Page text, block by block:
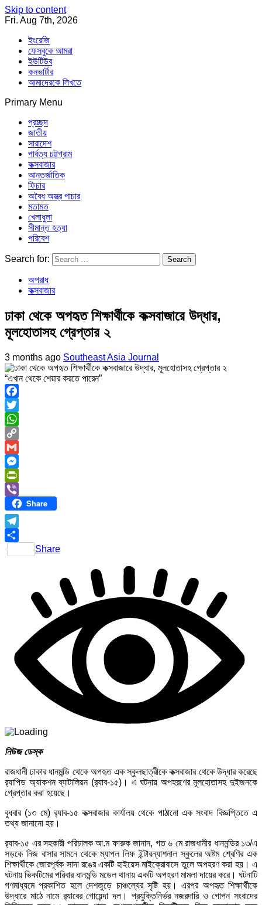
Skip to content
Fri. Aug 7th, 2026
ইংরেজি
ফেসবুকে আমরা
ইউটিউব
কনভার্টার
আমাদেরকে লিখতে
Primary Menu
Southeast Asia Journal
প্রচ্ছদ
জাতীয়
সারাদেশ
পার্বত্য চট্টগ্রাম
কক্সবাজার
আন্তর্জাতিক
ফিচার
অবৈধ অস্ত্র পাচার
মতামত
খেলাধুলা
সীমান্ত হত্যা
পরিবেশ
Search for:
অপরাধ
কক্সবাজার
ঢাকা থেকে অপহৃত শিক্ষার্থীকে কক্সবাজারে উদ্ধার,
মূলহোতাসহ গ্রেপ্তার ২
3 months ago Southeast Asia Journal
“এখান থেকে শেয়ার করতে পারেন”
Facebook
Twitter
WhatsApp
Copy
Link
Gmail
Messenger
PrintFriendly
ViberShare
Telegram
Share
নিউজ ডেস্ক
রাজধানী ঢাকার ধানমন্ডি থেকে অপহৃত এক স্কুলছাত্রীকে কক্সবাজার থেকে উদ্ধার করেছে
র‍্যাপিড অ্যাকশন ব্যাটালিয়ন (র‍্যাব-১৫)। এ ঘটনায় অপহরণের মূলহোতাসহ দুইজনকে
গ্রেপ্তার করা হয়েছে।
বুধবার (১৩ মে) র‍্যাব-১৫ কক্সবাজার কার্যালয় থেকে পাঠানো এক সংবাদ বিজ্ঞপ্তিতে এ
তথ্য জানানো হয়।
র‍্যাব-১৫ এর সহকারী পরিচালক আ.ম ফারুক জানান, গত ৬ মে রাজধানীর ধানমন্ডির ১৩/এ
সড়কে নিজ বাসার সামনে থেকে ম্যাপল লিফ ইন্টারন্যাশনাল স্কুলের অষ্টম শ্রেণির এক
শিক্ষার্থীকে জোরপূর্বক সাদা রঙের একটি হাইয়েস মাইক্রোবাসে তুলে অপহরণ করা হয়। এ
ঘটনায় ভিকটিমের পরিবার ধানমন্ডি মডেল থানায় একটি অপহরণ মামলা দায়ের করে। ঘটনাটি
গণমাধ্যমে প্রকাশিত হলে দেশজুড়ে চাঞ্চল্যের সৃষ্টি হয়। এরপর অপহৃত শিক্ষার্থীকে
উদ্ধারে মাঠে নামে র‍্যাবের গোয়েন্দা দল। প্রযুক্তিনির্ভর নজরদারি ও গোপন সংবাদের